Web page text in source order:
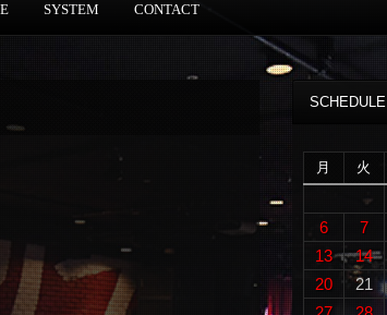
SYSTEM CONTACT
SCHEDULE
月 火
6
7
13
14
20
21